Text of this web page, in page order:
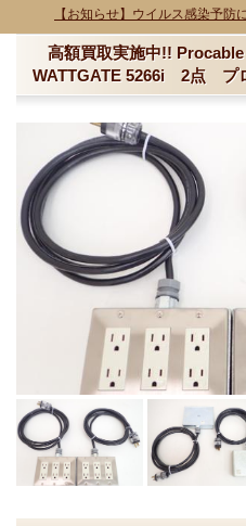
【お知らせ】ウイルス感染予
高額買取実施中!!
WATTGATE 5266i 2点 プ